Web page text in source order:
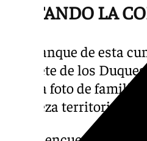
IMITANDO LA
Al arranque de esta
Palacete de los
en una foto de
fortaleza territorial del